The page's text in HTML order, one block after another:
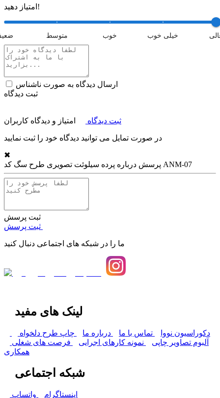
امتیاز دهید!
متوسط خوب خیلی خوب
ارسال دیدگاه به صورت ناشناس
ثبت دیدگاه
ثبت دیدگاه امتیاز و دیدگاه کاربران
در صورت تمایل می توانید دیدگاه خود را ثبت نمایید
✖
پرسش درباره پرده سیلوئت تصویری طرح سگ کد ANM-07
ثبت پرسش
ما را در شبکه های اجتماعی دنبال کنید
لینک های مفید
دکوراسیون نووا تماس با ما درباره ما
چاپ طرح دلخواه
آلبوم تصاویر چاپی
نمونه کارهای اجرایی
فرصت های شغلی
همکاری
شبکه اجتماعی
اینستاگرام واتساپ